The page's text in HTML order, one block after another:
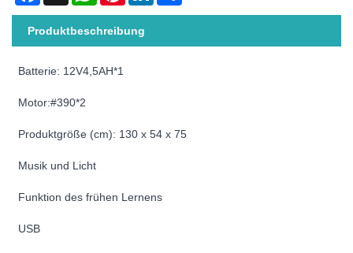
Produktbeschreibung
Batterie: 12V4,5AH*1
Motor:#390*2
Produktgröße (cm): 130 x 54 x 75
Musik und Licht
Funktion des frühen Lernens
USB